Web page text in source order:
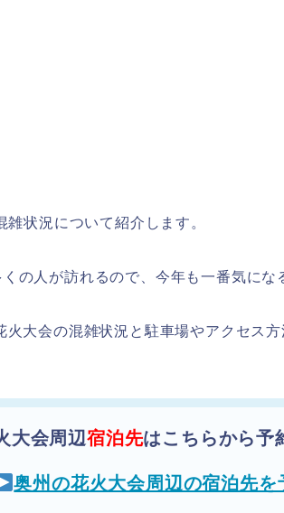
状況について紹介します。
の人が訪れるので、今年も一番気にな
火大会の混雑状況と駐車場やアクセス
大会周辺宿泊先はこちらから予
奥州の花火大会周辺の宿泊先を